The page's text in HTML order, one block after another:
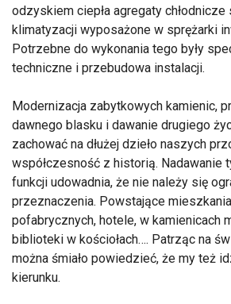
odzyskiem ciepła agregaty
klimatyzacji wyposażone w sprężarki
Potrzebne do wykonania tego były
techniczne i przebudowa instalacji.
Modernizacja zabytkowych kamienic,
dawnego blasku i dawanie drugiego
zachować na dłużej dzieło naszych
współczesność z historią. Nadawanie
funkcji udowadnia, że nie należy się
przeznaczenia. Powstające
pofabrycznych, hotele, w kamienicach
biblioteki w kościołach…. Patrząc na
można śmiało powiedzieć, że my też
kierunku.